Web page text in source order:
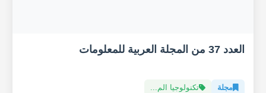
العدد 37 من المجلة العربية للمعلومات
مجلة تكنولوجيا الم...